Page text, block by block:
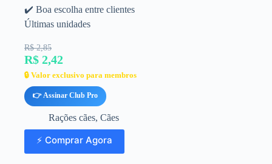
✔️ Boa escolha entre clientes
Últimas unidades
R$ 2,85
R$ 2,42
🔒 Valor exclusivo para membros
👉 Assinar Club Pro
Rações cães, Cães
⚡ Comprar Agora